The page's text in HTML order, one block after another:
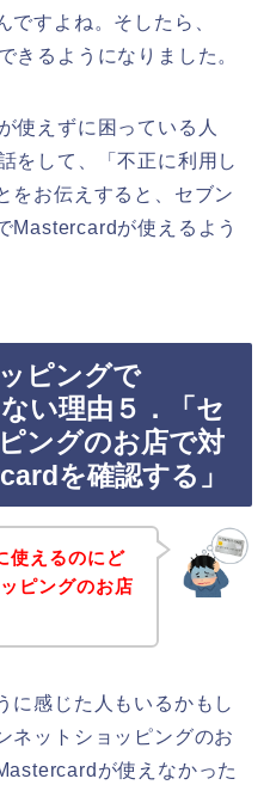
ですよね。そしたら、
きるようになりました。
使えずに困っている人
をして、「不正に利用し
をお伝えすると、セブン
Mastercardが使えるよう
ピングで
い理由５．「セ
ングのお店で対
を確認する」
使えるのにど
ピングのお店
に感じた人もいるかもし
ネットショッピングのお
が使えなかった